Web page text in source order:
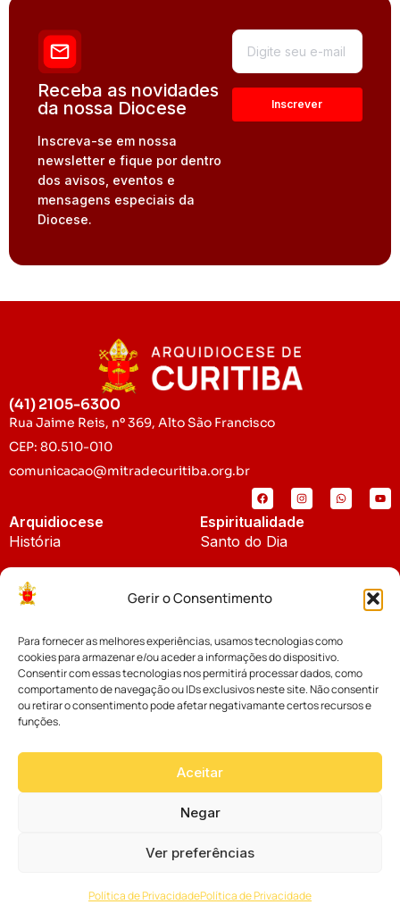
Gerir o Consentimento
Para fornecer as melhores experiências, usamos tecnologias como
cookies para armazenar e/ou aceder a informações do dispositivo.
Consentir com essas tecnologias nos permitirá processar dados, como
comportamento de navegação ou IDs exclusivos neste site. Não consentir
ou retirar o consentimento pode afetar negativamante certos recursos e
funções.
Aceitar
Negar
Ver preferências
Política de PrivacidadePolítica de Privacidade
Receba as novidades
da nossa Diocese
Inscreva-se em nossa
newsletter e fique por dentro
dos avisos, eventos e
mensagens especiais da
Diocese.
(41) 2105-6300
Rua Jaime Reis, nº 369, Alto São Francisco
CEP: 80.510-010
comunicacao@mitradecuritiba.org.br
Arquidiocese
História
Padroeira
Espiritualidade
Santo do Dia
Notícias
Notícias da Arquidiocese
Notícias Cáritas
Palavra dos Bispos
Cúria Diocesana
Fundo Diocesano
Vicariatos da Educação
Eventos
por